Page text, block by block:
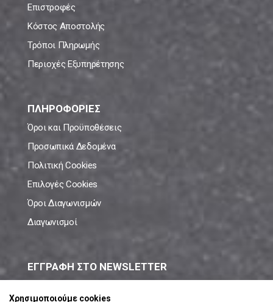
Επιστροφές
Κόστος Αποστολής
Τρόποι Πληρωμής
Περιοχές Εξυπηρέτησης
ΠΛΗΡΟΦΟΡΙΕΣ
Όροι και Προϋποθέσεις
Προσωπικά Δεδομένα
Πολιτική Cookies
Επιλογές Cookies
Όροι Διαγωνισμών
Διαγωνισμοί
ΕΓΓΡΑΦΗ ΣΤΟ NEWSLETTER
Χρησιμοποιούμε cookies